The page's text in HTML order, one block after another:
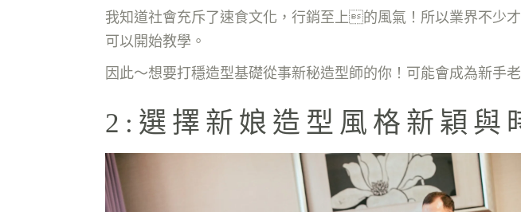
我知道社會充斥了速食文化，行銷至上的風氣！所以業界不少
可以開始教學。
因此～想要打穩造型基礎從事新秘造型師的你！可能會成為新手
2:選擇新娘造型風格新穎與